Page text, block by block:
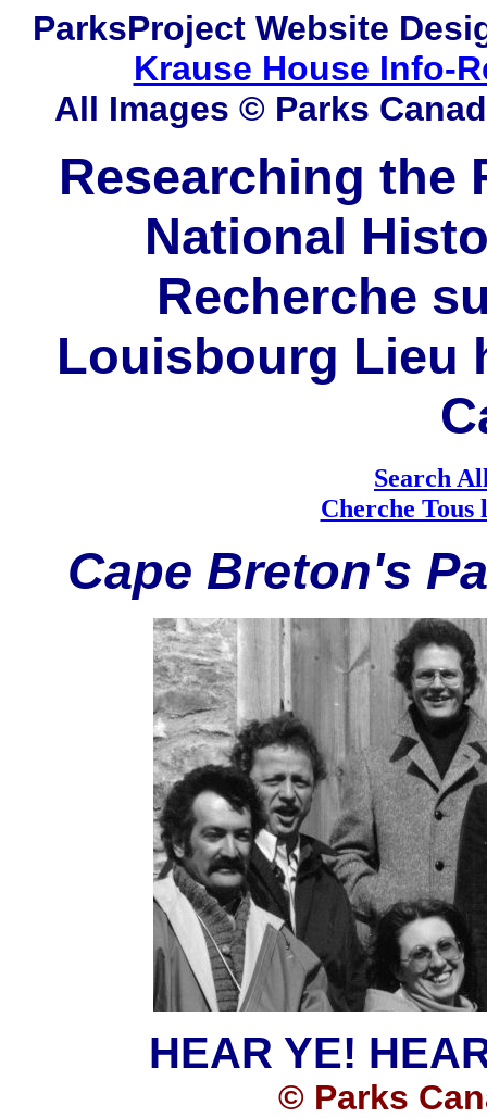
ParksProject Website
Krause House Info-
All Images © Parks
Researching the
National
Recherche
Louisbourg Lieu
Search
Cherche Tous
Cape Breton's
HEAR YE!
© Parks